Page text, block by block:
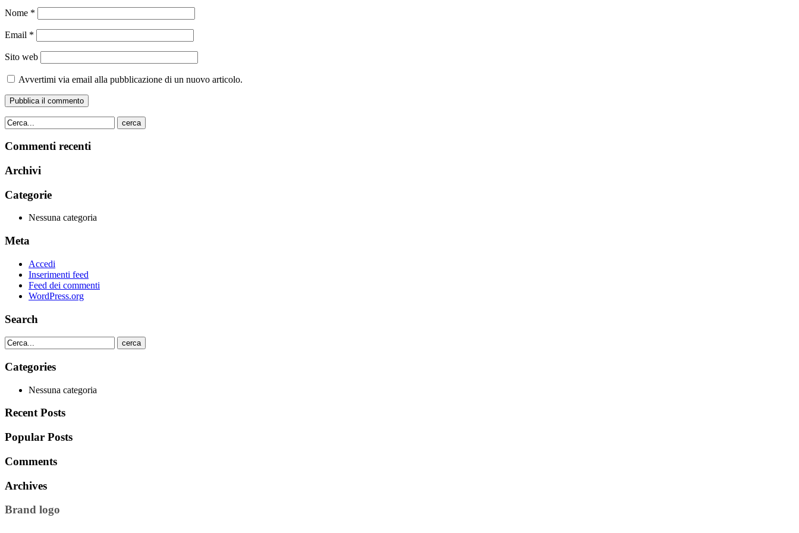
Nome *
Email *
Sito web
Avvertimi via email alla pubblicazione di un nuovo articolo.
cerca
Commenti recenti
Archivi
Categorie
Nessuna categoria
Meta
Accedi
Inserimenti feed
Feed dei commenti
WordPress.org
Search
cerca
Categories
Nessuna categoria
Recent Posts
Popular Posts
Comments
Archives
Brand logo